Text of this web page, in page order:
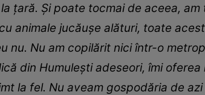
țară. Și poate tocmai de aceea,
animale jucăușe alături, toate
nu. Nu am copilărit nici într-o
din Humulești adeseori, îmi
la fel. Nu aveam gospodăria de